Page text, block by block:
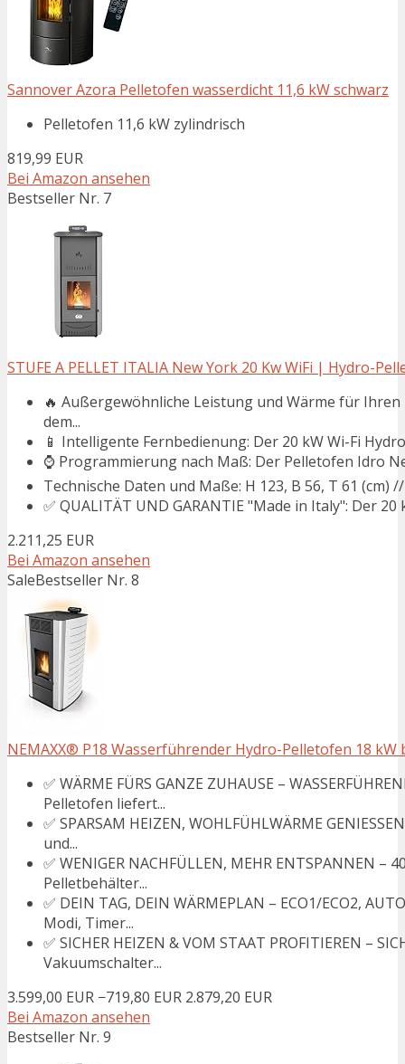
Sannover Azora Pelletofen wasserdicht 11,6 kW schwarz
Pelletofen 11,6 kW zylindrisch
819,99 EUR
Bei Amazon ansehen
Bestseller Nr. 7
STUFE A PELLET ITALIA New York 20 Kw WiFi | Hydro-
🔥 Außergewöhnliche Leistung und Wärme für
dem...
📱 Intelligente Fernbedienung: Der 20 kW Wi-Fi
⌚ Programmierung nach Maß: Der Pelletofen Idro
Technische Daten und Maße: H 123, B 56, T 61 (cm)
✅ QUALITÄT UND GARANTIE "Made in Italy": Der
2.211,25 EUR
Bei Amazon ansehen
SaleBestseller Nr. 8
NEMAXX® P18 Wasserführender Hydro-Pelletofen 18 kW
✅ WÄRME FÜRS GANZE ZUHAUSE –
Pelletofen liefert...
✅ SPARSAM HEIZEN, WOHLFÜHLWÄRME
und...
✅ WENIGER NACHFÜLLEN, MEHR ENTSPANNEN –
Pelletbehälter...
✅ DEIN TAG, DEIN WÄRMEPLAN – ECO1/ECO2,
Modi, Timer...
✅ SICHER HEIZEN & VOM STAAT PROFITIEREN –
Vakuumschalter...
3.599,00 EUR −719,80 EUR 2.879,20 EUR
Bei Amazon ansehen
Bestseller Nr. 9